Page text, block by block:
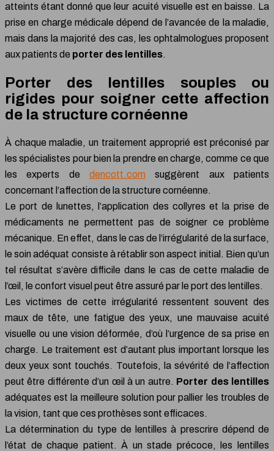
atteints étant donné que leur acuité visuelle est en baisse. La
prise en charge médicale dépend de l’avancée de la maladie,
mais dans la majorité des cas, les ophtalmologues proposent
aux patients de porter des lentilles.
Porter des lentilles souples ou
rigides pour soigner cette affection
de la structure cornéenne
À chaque maladie, un traitement approprié est préconisé par
les spécialistes pour bien la prendre en charge, comme ce que
les experts de dencott.com suggèrent aux patients
concernant l’affection de la structure cornéenne.
Le port de lunettes, l’application des collyres et la prise de
médicaments ne permettent pas de soigner ce problème
mécanique. En effet, dans le cas de l’irrégularité de la surface,
le soin adéquat consiste à rétablir son aspect initial. Bien qu’un
tel résultat s’avère difficile dans le cas de cette maladie de
l’œil, le confort visuel peut être assuré par le port des lentilles.
Les victimes de cette irrégularité ressentent souvent des
maux de tête, une fatigue des yeux, une mauvaise acuité
visuelle ou une vision déformée, d’où l’urgence de sa prise en
charge. Le traitement est d’autant plus important lorsque les
deux yeux sont touchés. Toutefois, la sévérité de l’affection
peut être différente d’un œil à un autre. Porter des lentilles
adéquates est la meilleure solution pour pallier les troubles de
la vision, tant que ces prothèses sont efficaces.
La détermination du type de lentilles à prescrire dépend de
l’état de chaque patient. À un stade précoce, les lentilles